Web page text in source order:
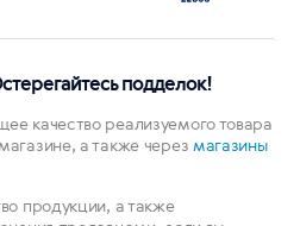
подделок!
качество реализуемого товара
а также через магазины
продукции, а также